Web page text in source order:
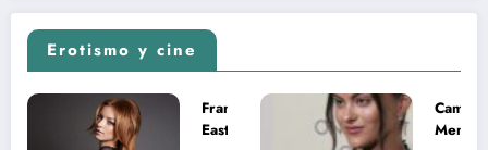
Erotismo y cine
Francesca
Eastwood y
Camila
Mendes